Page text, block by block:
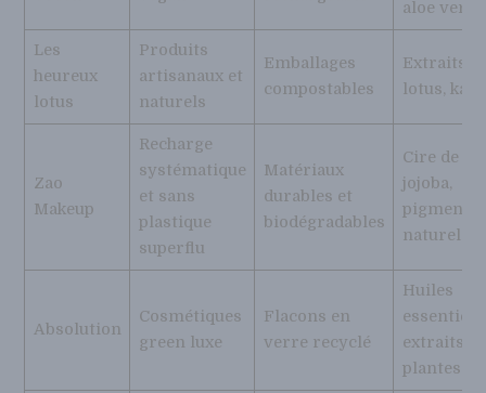
aloe vera
Les
heureux
lotus
Produits
artisanaux et
naturels
Emballages
compostables
Extraits
lotus,
Zao
Makeup
Recharge
systématique
et sans
plastique
superflu
Matériaux
durables et
biodégradables
Cire de
jojoba,
pigments
naturels
Absolution
Cosmétiques
green luxe
Flacons en
verre recyclé
Huiles
extraits de
plantes